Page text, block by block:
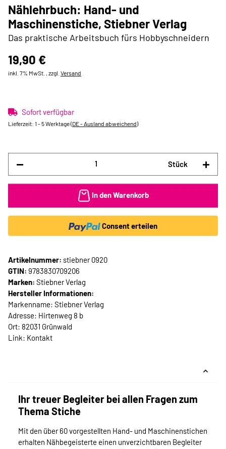
Nählehrbuch: Hand- und
Maschinenstiche, Stiebner Verlag
Das praktische Arbeitsbuch fürs Hobbyschneidern
19,90 €
inkl. 7% MwSt. , zzgl. Versand
Sofort verfügbar
Lieferzeit: 1 - 5 Werktage(DE - Ausland abweichend)
Stück
In den Warenkorb
Consent erteilen
Artikelnummer: stiebner 0920
GTIN: 9783830709206
Marken: Stiebner Verlag
Hersteller Informationen:
Markenname: Stiebner Verlag
Adresse: Hirtenweg 8 b
Ort: 82031 Grünwald
Link: Kontakt
Ihr treuer Begleiter bei allen Fragen zum
Thema Stiche
Mit den über 60 vorgestellten Hand- und Maschinenstichen
erhalten Nähbegeisterte einen unverzichtbaren Begleiter